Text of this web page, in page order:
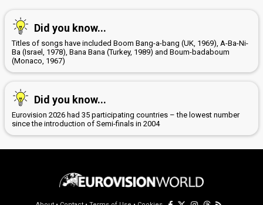
Did you know...
Titles of songs have included Boom Bang-a-bang (UK, 1969), A-Ba-Ni-
Ba (Israel, 1978), Bana Bana (Turkey, 1989) and Boum-badaboum
(Monaco, 1967)
Did you know...
Eurovision 2026 had 35 participating countries – the lowest number
since the introduction of Semi-finals in 2004